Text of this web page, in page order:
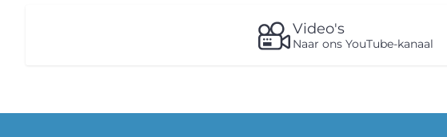
Video's
Naar ons YouTube-kanaal